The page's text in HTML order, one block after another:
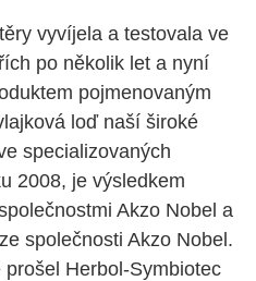
vyvíjela a testovala ve
po několik let a nyní
pojmenovaným
loď naší široké
specializovaných
2008, je výsledkem
Akzo Nobel a
společnosti Akzo Nobel.
Herbol-Symbiotec